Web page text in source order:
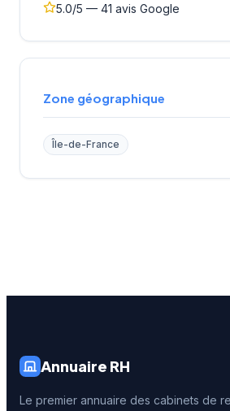
5.0/5 — 41 avis Google
Zone géographique
Île-de-France
Annuaire RH
Le premier annuaire des cabinets de